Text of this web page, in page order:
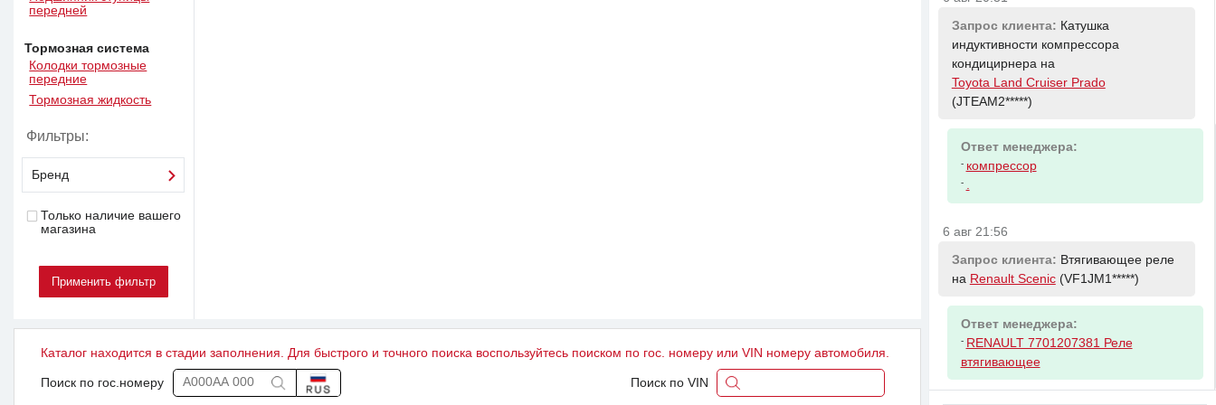
передней
Тормозная система
Колодки тормозные
передние
Тормозная жидкость
Фильтры:
Бренд
Только наличие вашего
магазина
Каталог находится в стадии заполнения. Для быстрого и точного поиска воспользуйтесь поиском по гос. номеру или VIN номеру автомобиля.
Поиск по гос.номеру Поиск по VIN
Запрос клиента: Катушка
индуктивности компрессора
кондицирнера на
Toyota Land Cruiser Prado
(JTEAM2*****)
Ответ менеджера:
- компрессор
-
6 авг 21:56
Запрос клиента: Втягивающее реле
на Renault Scenic(VF1JM1*****)
Ответ менеджера:
- RENAULT 7701207381 Реле
втягивающее